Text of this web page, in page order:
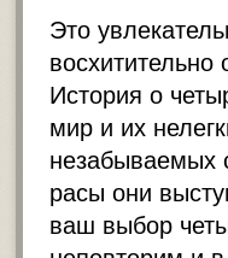
Это
История о
мир и их
незабываемых
расы они
ваш выбор